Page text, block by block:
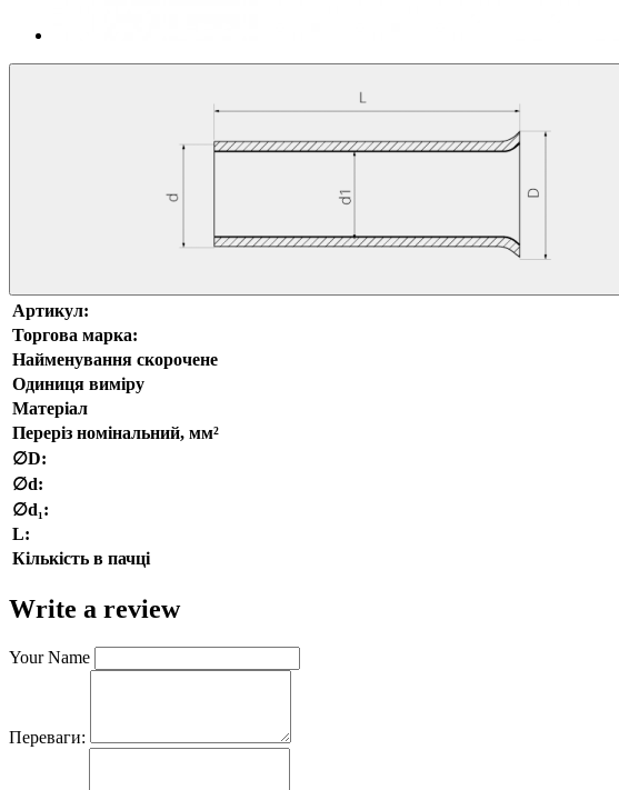
Артикул:
Торгова марка:
Найменування скорочене
Одиниця виміру
Матеріал
Переріз номінальний, мм²
∅D:
∅d:
∅d₁:
L:
Кількість в пачці
Write a review
Your Name
Переваги: